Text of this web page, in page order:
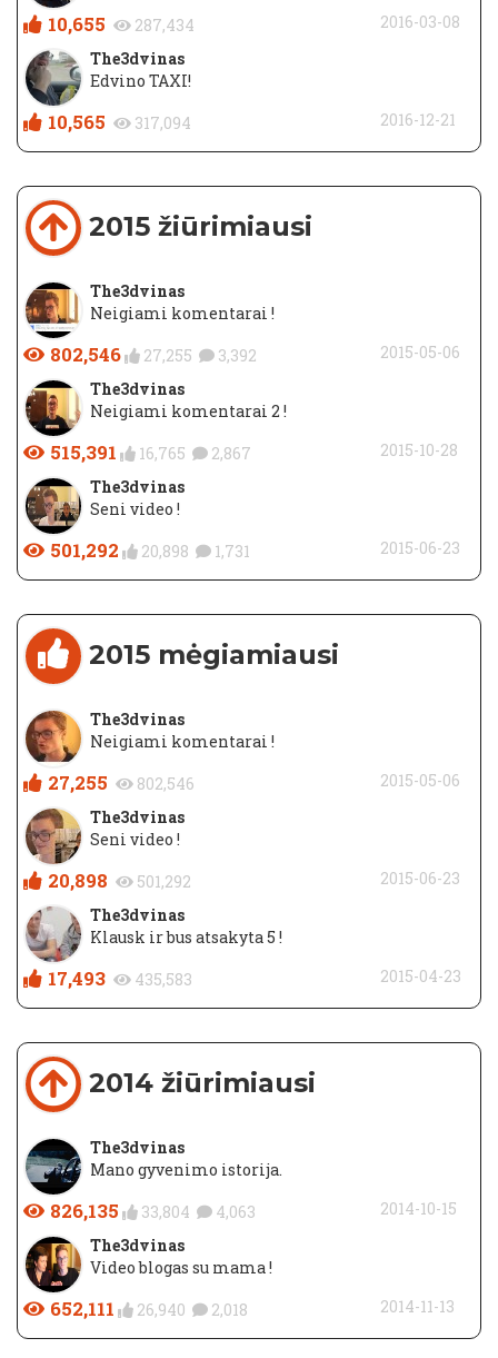
10,655 287,434
2016-03-08
The3dvinas
Edvino TAXI!
10,565 317,094 2016-12-21
2015 žiūrimiausi
The3dvinas
Neigiami komentarai !
802,546 27,255 3,392
2015-05-06
The3dvinas
Neigiami komentarai 2 !
515,391 16,765 2,867
2015-10-28
The3dvinas
Seni video !
501,292 20,898 1,731 2015-06-23
2015 mėgiamiausi
The3dvinas
Neigiami komentarai !
27,255 802,546
2015-05-06
The3dvinas
Seni video !
20,898 501,292
2015-06-23
The3dvinas
Klausk ir bus atsakyta 5 !
17,493 435,583 2015-04-23
2014 žiūrimiausi
The3dvinas
Mano gyvenimo istorija.
826,135 33,804 4,063
2014-10-15
The3dvinas
Video blogas su mama !
652,111 26,940 2,018 2014-11-13